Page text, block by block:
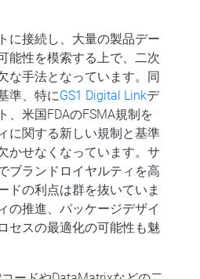
に接続し、大量の製品デー
能性を模索する上で、二次
な手法となっています。同
準、特にGS1 Digital Linkデ
、米国FDAのFSMA規制を
に関する新しい規制と基準
かせなくなっています。サ
ブランドロイヤルティを高
ドの利点は群を抜いていま
の推進、パッケージデザイ
セスの最適化の可能性も魅